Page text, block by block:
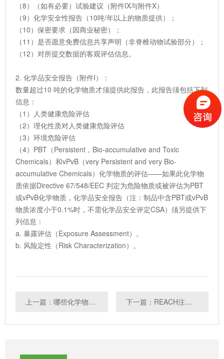
（8）（如有必要）试验建议（附件IX与附件X）
（9）化学安全性报告（10吨/年以上的物质提供）；
（10）保密要求（因商业秘密）；
（11）是否愿意免费信息共享声明（非脊椎动物试验部分）；
（12）对所提交数据的客观评估信息。
2. 化学品安全报告（附件I）：
数量超过10 吨的化学物质才须提供此报告，此报告须包括下列
信息：
（1）人类健康危险评估
（2）理化性质对人类健康危险评估
（3）环境危险评估
（4）PBT（Persistent，Bio-accumulative and Toxic
Chemicals）和vPvB（very Persistent and very Bio-
accumulative Chemicals）化学物质的评估——如果此化学物
质依据Directive 67/548/EEC 判定为危险物质或被评估为PBT
或vPvB化学物质，化学品安全报告（注：制品中含PBT或vPvB
物质浓度小于0.1%时，不需化学品安全评定CSA）须另提供下
列信息：
a. 暴露评估（Exposure Assessment）。
b. 风险定性（Risk Characterization）。
上一篇：哪些化学物质不在管理范围之内？ 下一篇：REACH注册流程之预注册、正式注册详情解析